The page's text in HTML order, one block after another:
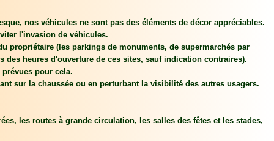
nos véhicules ne sont pas des éléments de décor appréciables.
l'invasion de véhicules.
propriétaire (les parkings de monuments, de supermarchés par
heures d'ouverture de ces sites, sauf indication contraires).
pour cela.
sur la chaussée ou en perturbant la visibilité des autres usagers.
les routes à grande circulation, les salles des fêtes et les stades,